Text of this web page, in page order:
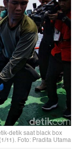
detik saat black box
11). Foto: Pradita Utama